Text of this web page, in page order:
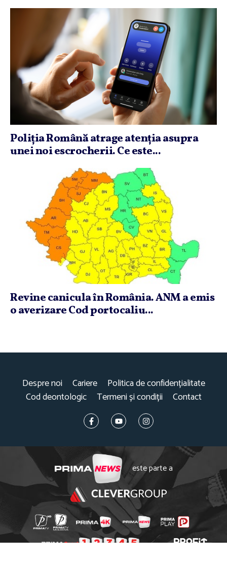
Poliţia Română atrage atenţia asupra
unei noi escrocherii. Ce este...
Revine canicula în România. ANM a emis
o averizare Cod portocaliu...
Despre noi Cariere
Politica de confidențialitate
Cod deontologic
Termeni și condiții Contact
este parte a